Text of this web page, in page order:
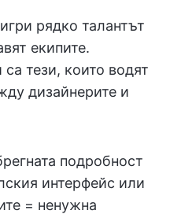
рядко талантът
екипите.
тези, които водят
дизайнерите и
подробност
интерфейс или
= ненужна